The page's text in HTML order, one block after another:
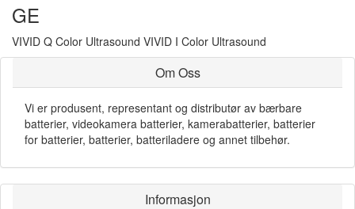
GE
VIVID Q Color Ultrasound VIVID I Color Ultrasound
Om Oss
Vi er produsent, representant og distributør av bærbare
batterier, videokamera batterier, kamerabatterier, batterier
for batterier, batterier, batteriladere og annet tilbehør.
Informasjon